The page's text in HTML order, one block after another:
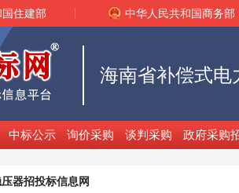
住建部 中华人民共和国商务部
中标公示 询价采购 谈判采购 政府采购
器招投标信息网